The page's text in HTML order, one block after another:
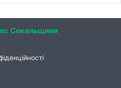
Сокальщини